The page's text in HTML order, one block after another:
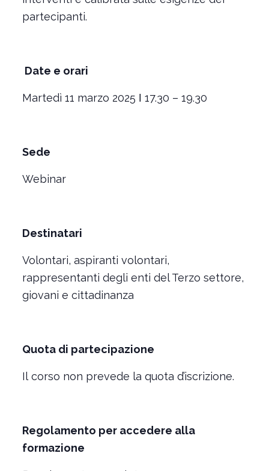
partecipanti.
Date e orari
Martedì 11 marzo 2025 ǀ 17.30 – 19.30
Sede
Webinar
Destinatari
Volontari, aspiranti volontari,
rappresentanti degli enti del Terzo settore,
giovani e cittadinanza
Quota di partecipazione
Il corso non prevede la quota d’iscrizione.
Regolamento per accedere alla
formazione